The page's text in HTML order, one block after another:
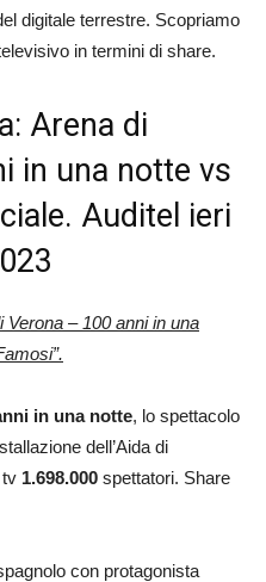
digitale terrestre. Scopriamo
in termini di share.
Arena di
in una notte vs
Auditel ieri
Verona – 100 anni in una
in una notte, lo spettacolo
dell’Aida di
tv 1.698.000 spettatori. Share
con protagonista